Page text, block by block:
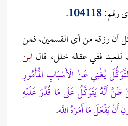
رقم:104118
.
أن رزقه من أي القسمين، فمن
ففي عقله خلل، قال ابن
يُغْنِي عَنْ الْأَسْبَابِ الْمَأْمُورِ
أَنَّهُ يَتَوَكَّلُ عَلَى مَا قُدِّرَ عَلَيْهِ
يَفْعَلَ مَا أَمَرَهُ اللَّه.